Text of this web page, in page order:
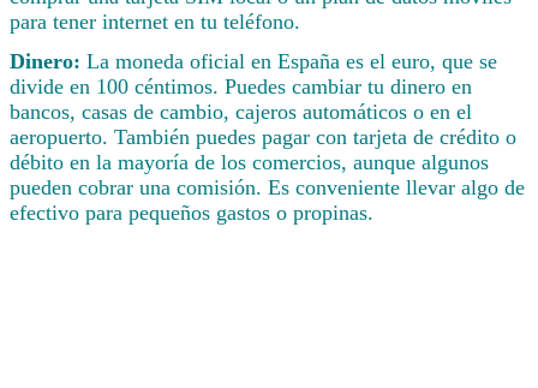
para tener internet en tu teléfono.
Dinero: La moneda oficial en España es el euro, que se
divide en 100 céntimos. Puedes cambiar tu dinero en
bancos, casas de cambio, cajeros automáticos o en el
aeropuerto. También puedes pagar con tarjeta de crédito o
débito en la mayoría de los comercios, aunque algunos
pueden cobrar una comisión. Es conveniente llevar algo de
efectivo para pequeños gastos o propinas.